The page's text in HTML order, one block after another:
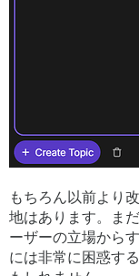
もちろん以前より
地はあります。ま
ーザーの立場から
には非常に困惑す